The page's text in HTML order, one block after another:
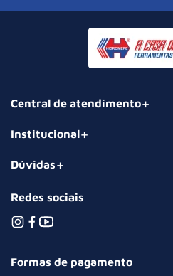
Central de atendimento
Institucional
Dúvidas
Redes sociais
Formas de pagamento